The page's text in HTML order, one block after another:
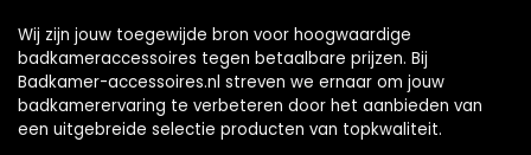
Wij zijn jouw toegewijde bron voor hoogwaardige
badkameraccessoires tegen betaalbare prijzen. Bij
Badkamer-accessoires.nl streven we ernaar om jouw
badkamerervaring te verbeteren door het aanbieden van
een uitgebreide selectie producten van topkwaliteit.